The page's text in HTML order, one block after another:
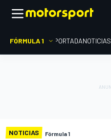
FÓRMULA 1 PORTADANOTICIAS
NOTICIAS Fórmula 1